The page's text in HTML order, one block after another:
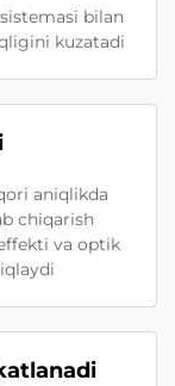
bilan
kuzatadi
aniqlikda
chiqarish
va optik